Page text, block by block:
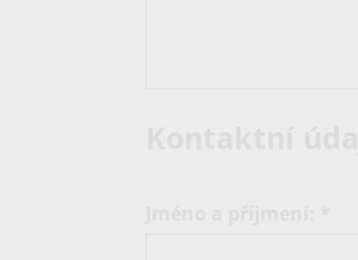
Kontaktní